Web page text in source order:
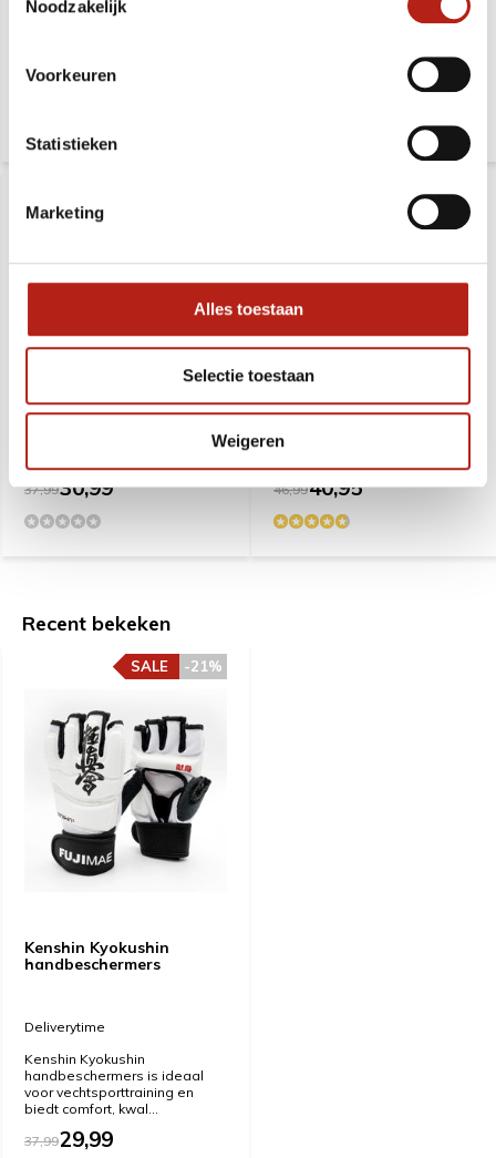
Noodzakelijk
Voorkeuren
Statistieken
Marketing
Alles toestaan
Selectie toestaan
Weigeren
Training Kyokushin broek
37,9930,99
Basic lichtgewicht
Kyokushin Karate pak 6,5
oz
Deliverytime
46,9940,95
Recent bekeken
Kenshin Kyokushin
handbeschermers
-21%
SALE
Deliverytime
Kenshin Kyokushin
handbeschermers is ideaal
voor vechtsporttraining en
biedt comfort, kwal...
37,9929,99